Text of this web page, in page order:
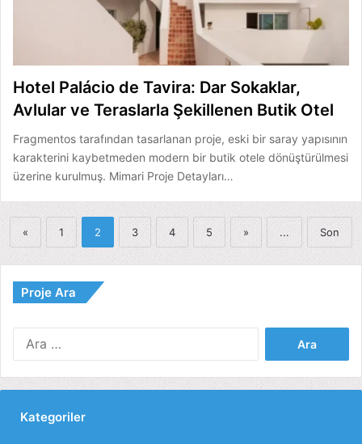
Hotel Palácio de Tavira: Dar Sokaklar,
Avlular ve Teraslarla Şekillenen Butik Otel
Fragmentos tarafından tasarlanan proje, eski bir saray yapısının
karakterini kaybetmeden modern bir butik otele dönüştürülmesi
üzerine kurulmuş. Mimari Proje Detayları…
« 1 2 3 4 5 » ... Son
Proje Ara
Kategoriler